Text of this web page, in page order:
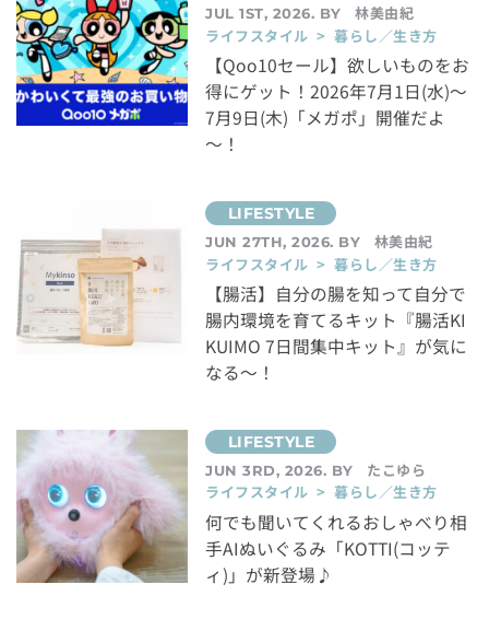
JUL 1ST, 2026. BY
林美由紀
ライフスタイル > 暮らし／生き方
【Qoo10セール】欲しいものをお
得にゲット！2026年7月1日(水)～
7月9日(木)「メガポ」開催だよ
～！
JUN 27TH, 2026. BY
林美由紀
ライフスタイル > 暮らし／生き方
【腸活】自分の腸を知って自分で
腸内環境を育てるキット『腸活KI
KUIMO 7日間集中キット』が気に
なる～！
JUN 3RD, 2026. BY
たこゆら
ライフスタイル > 暮らし／生き方
何でも聞いてくれるおしゃべり相
手AIぬいぐるみ「KOTTI(コッテ
ィ)」が新登場♪